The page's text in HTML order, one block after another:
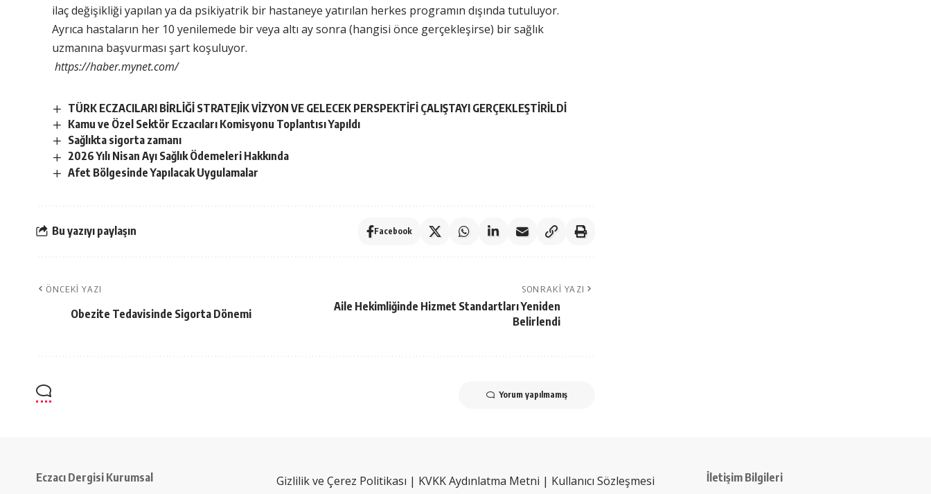
ilaç değişikliği yapılan ya da psikiyatrik bir hastaneye yatırılan herkes programın dışında tutuluyor.
Ayrıca hastaların her 10 yenilemede bir veya altı ay sonra (hangisi önce gerçekleşirse) bir sağlık
uzmanına başvurması şart koşuluyor.
https://haber.mynet.com/
TÜRK ECZACILARI BİRLİĞİ STRATEJİK VİZYON VE GELECEK PERSPEKTİFİ ÇALIŞTAYI GERÇEKLEŞTİRİLDİ
Kamu ve Özel Sektör Eczacıları Komisyonu Toplantısı Yapıldı
Sağlıkta sigorta zamanı
2026 Yılı Nisan Ayı Sağlık Ödemeleri Hakkında
Afet Bölgesinde Yapılacak Uygulamalar
Bu yazıyı paylaşın Facebook
ÖNCEKI YAZI
Obezite Tedavisinde Sigorta Dönemi
SONRAKI YAZI
Aile Hekimliğinde Hizmet Standartları Yeniden
Belirlendi
Yorum yapılmamış
Eczacı Dergisi Kurumsal Gizlilik ve Çerez Politikası | KVKK Aydınlatma Metni | Kullanıcı Sözleşmesi İletişim Bilgileri